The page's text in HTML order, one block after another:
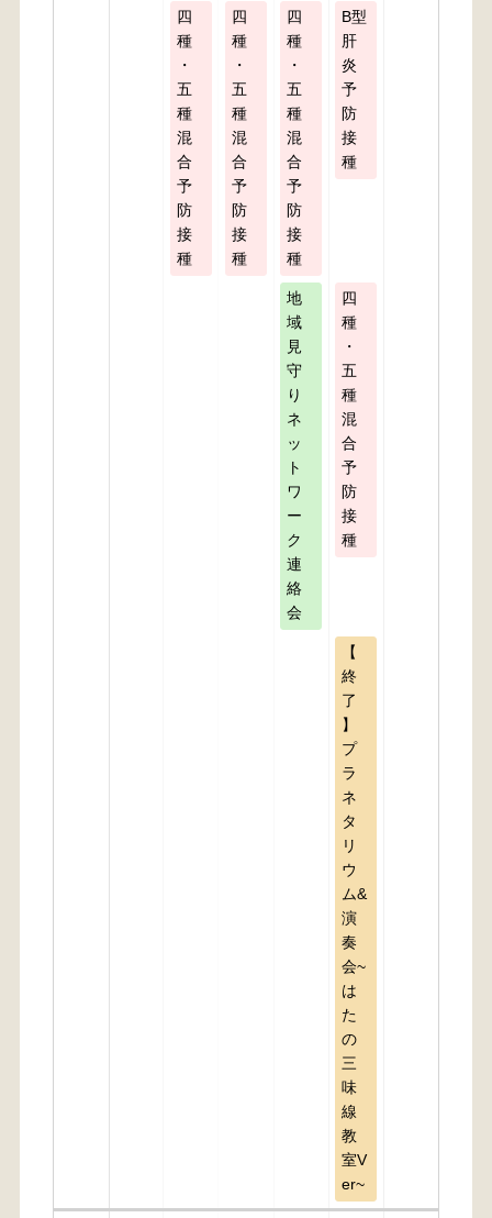
四
種
・
五
種
混
合
予
防
接
種
四
種
・
五
種
混
合
予
防
接
種
四
種
・
五
種
混
合
予
防
接
種
B型
肝
炎
予
防
接
種
地
域
見
守
り
ネ
ッ
ト
ワ
ー
ク
連
絡
会
四
種
・
五
種
混
合
予
防
接
種
【
終
了
】
プ
ラ
ネ
タ
リ
ウ
ム&
演
奏
会~
は
た
の
三
味
線
教
室V
er~